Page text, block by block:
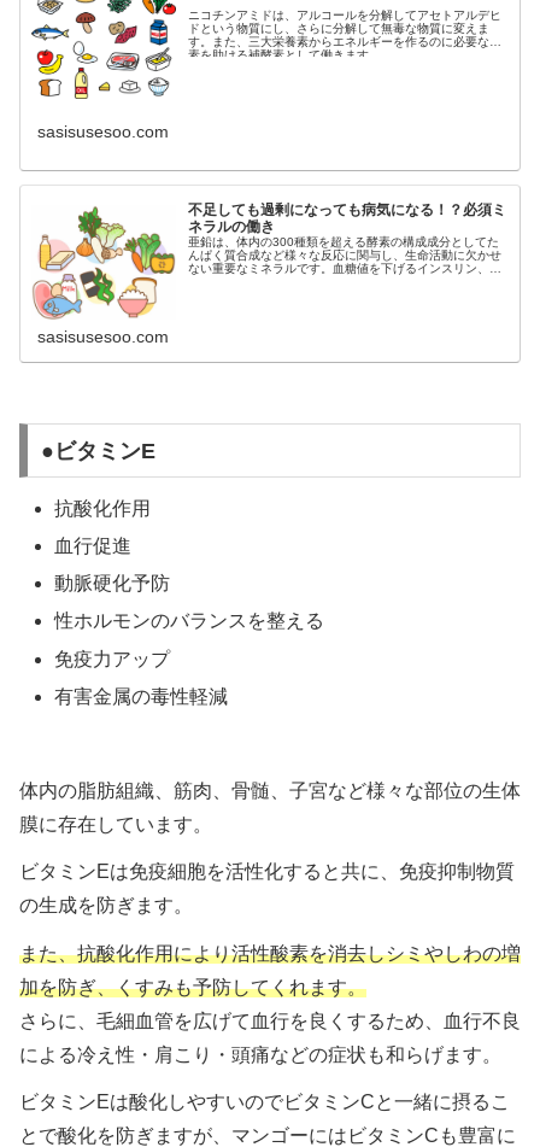
ニコチンアミドは、アルコールを分解してアセトアルデヒ
ドという物質にし、さらに分解して無毒な物質に変えま
す。また、三大栄養素からエネルギーを作るのに必要な酵
素を助ける補酵素として働きます。
sasisusesoo.com
不足しても過剰になっても病気になる！？必須ミ
ネラルの働き
亜鉛は、体内の300種類を超える酵素の構成成分としてた
んぱく質合成など様々な反応に関与し、生命活動に欠かせ
ない重要なミネラルです。血糖値を下げるインスリン、生
sasisusesoo.com
●ビタミンE
抗酸化作用
血行促進
動脈硬化予防
性ホルモンのバランスを整える
免疫力アップ
有害金属の毒性軽減
体内の脂肪組織、筋肉、骨髄、子宮など様々な部位の生体
膜に存在しています。
ビタミンEは免疫細胞を活性化すると共に、免疫抑制物質
の生成を防ぎます。
また、抗酸化作用により活性酸素を消去しシミやしわの増
加を防ぎ、くすみも予防してくれます。
さらに、毛細血管を広げて血行を良くするため、血行不良
による冷え性・肩こり・頭痛などの症状も和らげます。
ビタミンEは酸化しやすいのでビタミンCと一緒に摂るこ
とで酸化を防ぎますが、マンゴーにはビタミンCも豊富に